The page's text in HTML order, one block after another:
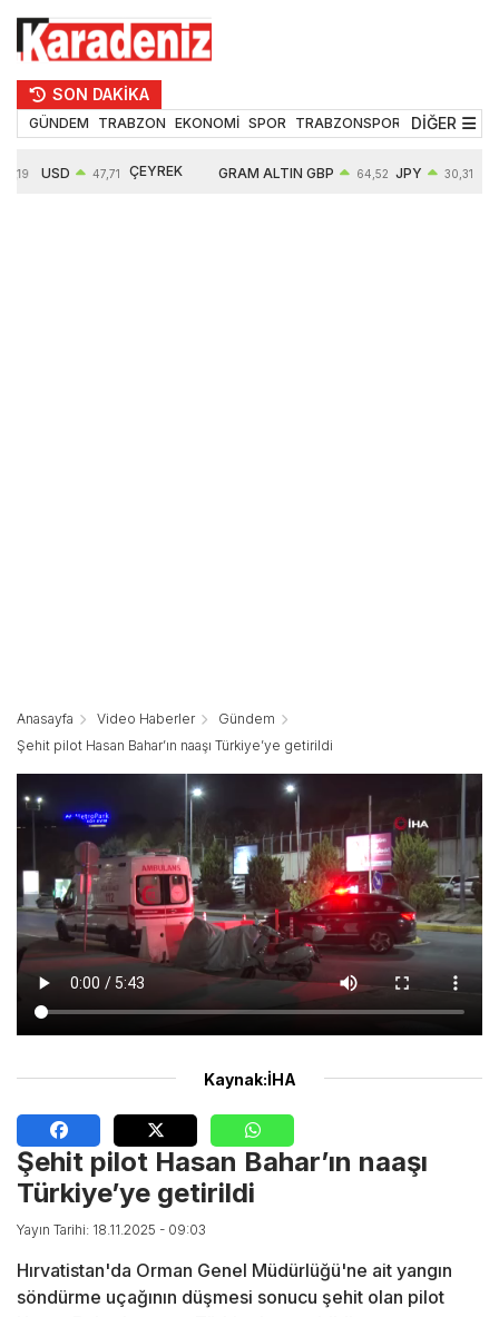
SON DAKİKA
GÜNDEM TRABZON EKONOMİ SPOR TRABZONSPOR TEKNOLOJİ
DİĞER
USD 47,71 ÇEYREK GRAM ALTIN GBP 64,52 JPY 30,31
Anasayfa Video Haberler
Gündem
Şehit pilot Hasan Bahar’ın naaşı Türkiye’ye getirildi
Kaynak:İHA
Şehit pilot Hasan Bahar’ın naaşı
Türkiye’ye getirildi
Yayın Tarihi: 18.11.2025 - 09:03
Hırvatistan'da Orman Genel Müdürlüğü'ne ait yangın
söndürme uçağının düşmesi sonucu şehit olan pilot